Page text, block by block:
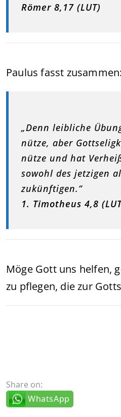
Römer 8,17 (LUT)
Paulus fasst zusammen:
„Denn leibliche
nütze, aber
nütze und hat
sowohl des jetzigen
zukünftigen.“
1. Timotheus 4,8
Möge Gott uns helfen,
zu pflegen, die zur
Share on:
WhatsApp